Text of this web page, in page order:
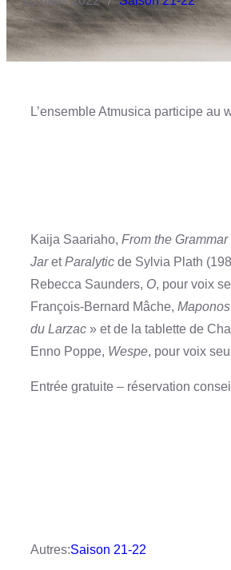
L’ensemble Atmusica participe
Kaija Saariaho, From the
JaretParalytic de Sylvia Plath
Rebecca Saunders, O, pour voix
François-Bernard Mâche, Maponos
du Larzac » et de la tablette de
Enno Poppe, Wespe, pour voix
Entrée gratuite – réservation
Autres:Saison 21-22